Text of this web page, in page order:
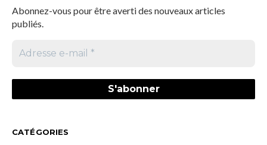
Abonnez-vous pour être averti des nouveaux articles
publiés.
CATÉGORIES